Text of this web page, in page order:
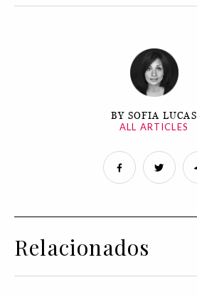
BY SOFIA LUCAS
ALL ARTICLES
Relacionados